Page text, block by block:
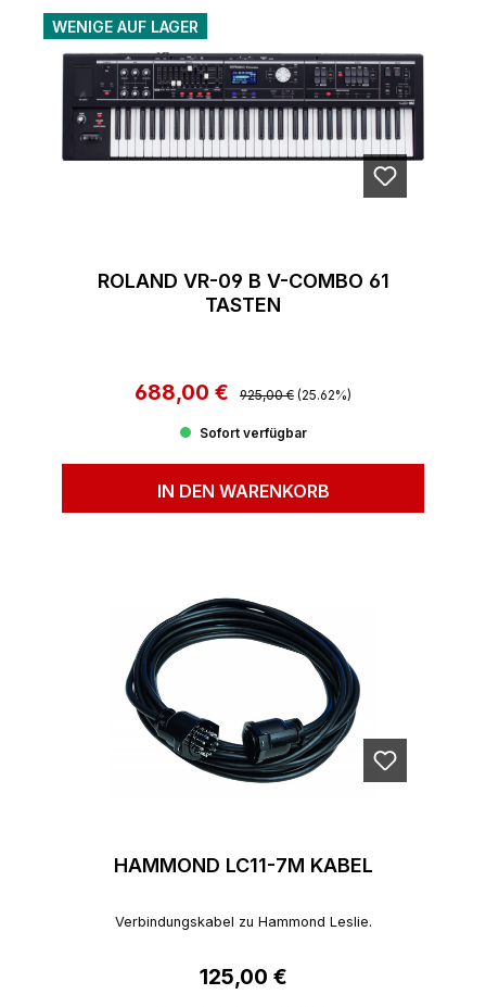
WENIGE AUF LAGER
ROLAND VR-09 B V-COMBO 61
TASTEN
Verkaufspreis:
688,00 € Regulärer Preis:
925,00 € (25.62%)
Sofort verfügbar
IN DEN WARENKORB
HAMMOND LC11-7M KABEL
Verbindungskabel zu Hammond Leslie.
Regulärer Preis:
125,00 €